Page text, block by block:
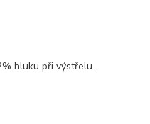
hluku při výstřelu.